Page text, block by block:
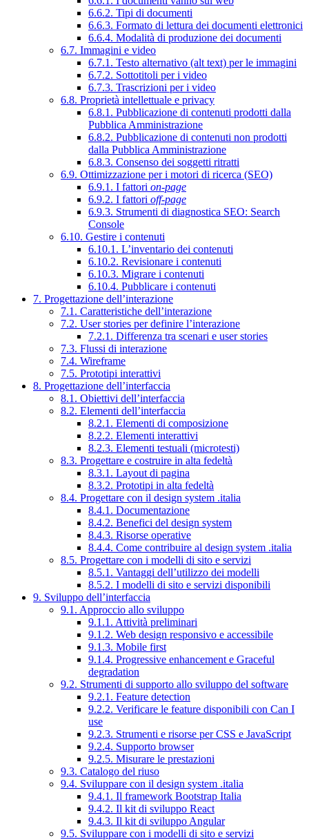
6.6.2. Tipi di documenti
6.6.3. Formato di lettura dei documenti elettronici
6.6.4. Modalità di produzione dei documenti
6.7. Immagini e video
6.7.1. Testo alternativo (alt text) per le immagini
6.7.2. Sottotitoli per i video
6.7.3. Trascrizioni per i video
6.8. Proprietà intellettuale e privacy
6.8.1. Pubblicazione di contenuti prodotti dalla
Pubblica Amministrazione
6.8.2. Pubblicazione di contenuti non prodotti
dalla Pubblica Amministrazione
6.8.3. Consenso dei soggetti ritratti
6.9. Ottimizzazione per i motori di ricerca (SEO)
6.9.1. I fattori on-page
6.9.2. I fattori off-page
6.9.3. Strumenti di diagnostica SEO: Search
Console
6.10. Gestire i contenuti
6.10.1. L’inventario dei contenuti
6.10.2. Revisionare i contenuti
6.10.3. Migrare i contenuti
6.10.4. Pubblicare i contenuti
7. Progettazione dell’interazione
7.1. Caratteristiche dell’interazione
7.2. User stories per definire l’interazione
7.2.1. Differenza tra scenari e user stories
7.3. Flussi di interazione
7.4. Wireframe
7.5. Prototipi interattivi
8. Progettazione dell’interfaccia
8.1. Obiettivi dell’interfaccia
8.2. Elementi dell’interfaccia
8.2.1. Elementi di composizione
8.2.2. Elementi interattivi
8.2.3. Elementi testuali (microtesti)
8.3. Progettare e costruire in alta fedeltà
8.3.1. Layout di pagina
8.3.2. Prototipi in alta fedeltà
8.4. Progettare con il design system .italia
8.4.1. Documentazione
8.4.2. Benefici del design system
8.4.3. Risorse operative
8.4.4. Come contribuire al design system .italia
8.5. Progettare con i modelli di sito e servizi
8.5.1. Vantaggi dell’utilizzo dei modelli
8.5.2. I modelli di sito e servizi disponibili
9. Sviluppo dell’interfaccia
9.1. Approccio allo sviluppo
9.1.1. Attività preliminari
9.1.2. Web design responsivo e accessibile
9.1.3. Mobile first
9.1.4. Progressive enhancement e Graceful
degradation
9.2. Strumenti di supporto allo sviluppo del software
9.2.1. Feature detection
9.2.2. Verificare le feature disponibili con Can I
use
9.2.3. Strumenti e risorse per CSS e JavaScript
9.2.4. Supporto browser
9.2.5. Misurare le prestazioni
9.3. Catalogo del riuso
9.4. Sviluppare con il design system .italia
9.4.1. Il framework Bootstrap Italia
9.4.2. Il kit di sviluppo React
9.4.3. Il kit di sviluppo Angular
9.5. Sviluppare con i modelli di sito e servizi